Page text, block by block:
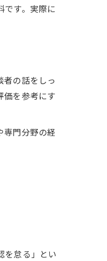
です。実際に
の話をしっ
価を参考にす
門分野の経
を怠る」とい